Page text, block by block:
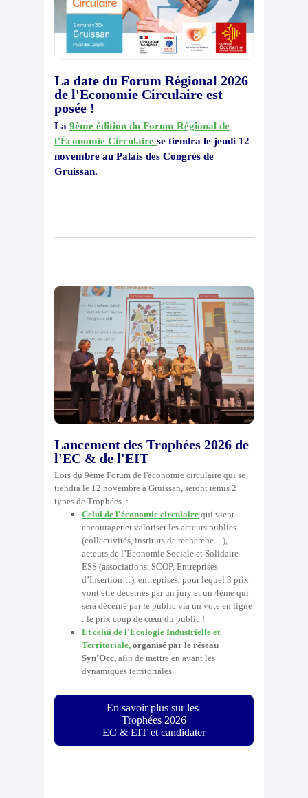
La date du Forum Régional 2026
de l'Economie Circulaire est
posée !
La 9ème édition du Forum Régional de
l’Économie Circulaire se tiendra le jeudi 12
novembre au Palais des Congrès de
Gruissan.
Lancement des Trophées 2026 de
l'EC & de l'EIT
Lors du 9ème Forum de l'économie circulaire qui se
tiendra le 12 novembre à Gruissan, seront remis 2
types de Trophées :
Celui de l'économie circulaire qui vient
encourager et valoriser les acteurs publics
(collectivités, instituts de recherche…),
acteurs de l’Economie Sociale et Solidaire -
ESS (associations, SCOP, Entreprises
d’Insertion…), entreprises, pour lequel 3 prix
vont être décernés par un jury et un 4ème qui
sera décerné par le public via un vote en ligne
: le prix coup de cœur du public !
Et celui de l'Ecologie Industrielle et
Territoriale, organisé par le réseau
Syn'Occ, afin de mettre en avant les
dynamiques territoriales.
En savoir plus sur les
Trophées 2026
EC & EIT et candidater